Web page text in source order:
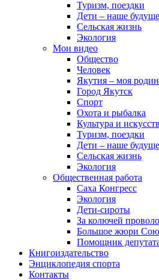
Туризм, поездки
Дети – наше
Сельская жизнь
Экология
Мои видео
Общество
Человек
Якутия – моя
Город Якутск
Спорт
Охота и рыбалка
Культура и
Туризм, поездки
Дети – наше
Сельская жизнь
Экология
Общественная работа
Саха Конгресс
Экология
Дети-сироты
За колючей
Большое жюри
Помощник
Книгоиздательство
Энциклопедия спорта
Контакты